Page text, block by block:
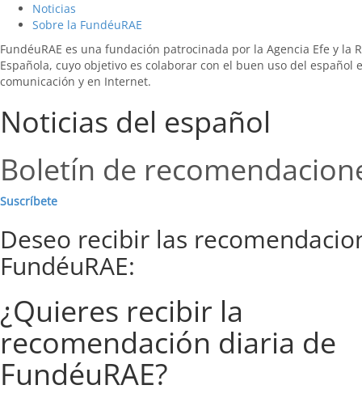
Noticias
Sobre la FundéuRAE
FundéuRAE es una fundación patrocinada por la Agencia Efe y la
Española, cuyo objetivo es colaborar con el buen uso del español
comunicación y en Internet.
Noticias del español
Boletín de
Suscríbete
Deseo recibir las
FundéuRAE:
¿Quieres recibir la
recomendación diaria de
FundéuRAE?